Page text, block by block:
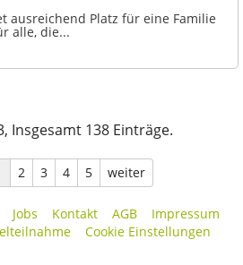
ausreichend Platz für eine Familie
alle, die...
Insgesamt 138 Einträge.
2 3 4 5 weiter
Jobs Kontakt AGB
Impressum
Cookie Einstellungen